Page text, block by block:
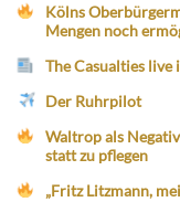
Kölns
Mengen noch
The Casualties live
Der Ruhrpilot
Waltrop als
statt zu pflegen
„Fritz Litzmann,